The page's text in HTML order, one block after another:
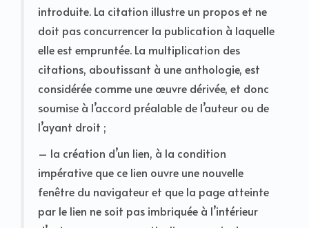
introduite. La citation illustre un propos et ne
doit pas concurrencer la publication à laquelle
elle est empruntée. La multiplication des
citations, aboutissant à une anthologie, est
considérée comme une œuvre dérivée, et donc
soumise à l’accord préalable de l’auteur ou de
l’ayant droit ;
– la création d’un lien, à la condition
impérative que ce lien ouvre une nouvelle
fenêtre du navigateur et que la page atteinte
par le lien ne soit pas imbriquée à l’intérieur